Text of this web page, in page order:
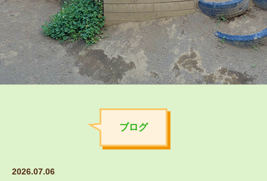
ブログ
2026.07.06